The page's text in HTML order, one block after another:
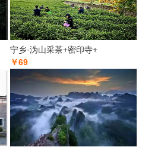
宁乡·沩山采茶+密印寺+
￥69